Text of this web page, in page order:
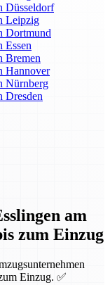
Düsseldorf
Leipzig
Dortmund
Essen
Bremen
Hannover
Nürnberg
Dresden
am
zum Einzug
Einzug. ✅